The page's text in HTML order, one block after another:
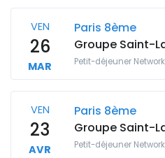
VEN
26
MAR
Paris 8ème
Groupe Saint-
Petit-déjeuner
VEN
23
AVR
Paris 8ème
Groupe Saint-
Petit-déjeuner